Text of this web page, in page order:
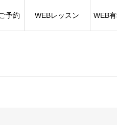
予約 WEBレッスン WEB